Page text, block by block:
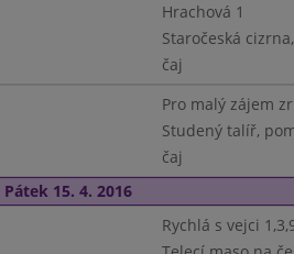
Hrachová 1
Staročeská
čaj
Pro malý zájem
Studený talíř,
čaj
Pátek 15. 4. 2016
Rychlá s vejci